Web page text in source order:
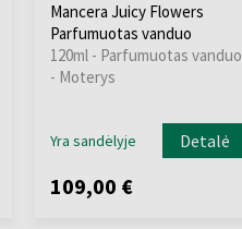
Mancera Juicy Flowers
Parfumuotas vanduo
120ml - Parfumuotas vanduo
- Moterys
Yra sandėlyje Detalė
109,00 €